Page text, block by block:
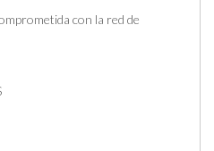
con la red de